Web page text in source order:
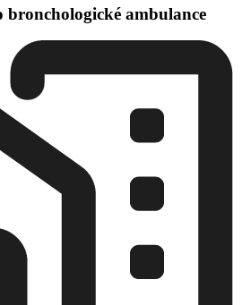
bronchologické ambulance